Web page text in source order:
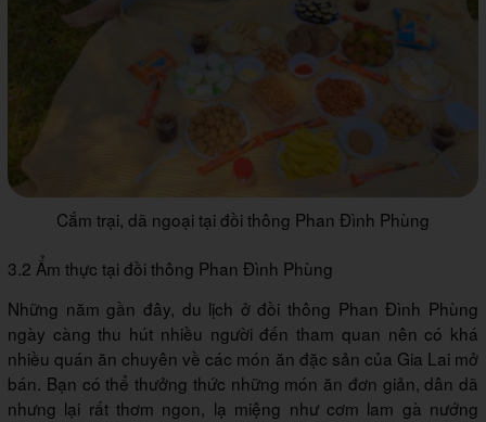
Cắm trại, dã ngoại tại đồi thông Phan Đình Phùng
3.2 Ẩm thực tại đồi thông Phan Đình Phùng
Những năm gần đây, du lịch ở đồi thông Phan Đình Phùng
ngày càng thu hút nhiều người đến tham quan nên có khá
nhiều quán ăn chuyên về các món ăn đặc sản của Gia Lai mở
bán. Bạn có thể thưởng thức những món ăn đơn giản, dân dã
nhưng lại rất thơm ngon, lạ miệng như cơm lam gà nướng